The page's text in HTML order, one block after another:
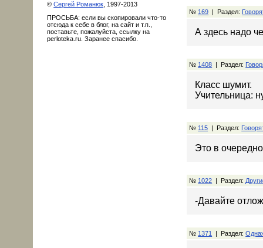
©Сергей Романюк , 1997-2013
ПРОСЬБА: если вы скопировали что-то
отсюда к себе в блог, на сайт и т.п.,
поставьте, пожалуйста, ссылку на
perloteka.ru. Заранее спасибо.
№ 169 | Раздел:
А здесь надо
№ 1408 | Раздел:
Класс шумит.
Учительница:
№ 115 | Раздел:
Это в
№ 1022 | Раздел:
-Давайте
№ 1371 | Раздел: